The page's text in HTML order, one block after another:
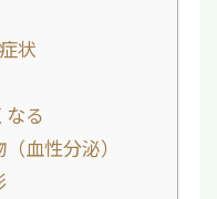
状
る
血性分泌）